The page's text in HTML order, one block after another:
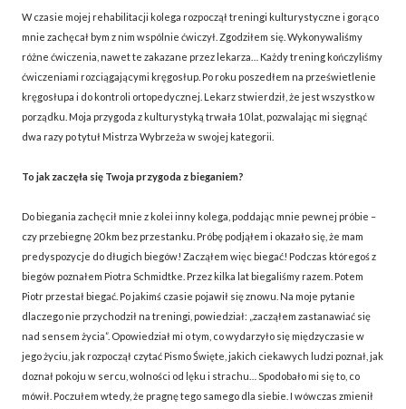
W czasie mojej rehabilitacji kolega rozpoczął treningi kulturystyczne i gorąco
mnie zachęcał bym z nim wspólnie ćwiczył. Zgodziłem się. Wykonywaliśmy
różne ćwiczenia, nawet te zakazane przez lekarza… Każdy trening kończyliśmy
ćwiczeniami rozciągającymi kręgosłup. Po roku poszedłem na prześwietlenie
kręgosłupa i do kontroli ortopedycznej. Lekarz stwierdził, że jest wszystko w
porządku. Moja przygoda z kulturystyką trwała 10 lat, pozwalając mi sięgnąć
dwa razy po tytuł Mistrza Wybrzeża w swojej kategorii.
To jak zaczęła się Twoja przygoda z bieganiem?
Do biegania zachęcił mnie z kolei inny kolega, poddając mnie pewnej próbie –
czy przebiegnę 20 km bez przestanku. Próbę podjąłem i okazało się, że mam
predyspozycje do długich biegów! Zacząłem więc biegać! Podczas któregoś z
biegów poznałem Piotra Schmidtke. Przez kilka lat biegaliśmy razem. Potem
Piotr przestał biegać. Po jakimś czasie pojawił się znowu. Na moje pytanie
dlaczego nie przychodził na treningi, powiedział: „zacząłem zastanawiać się
nad sensem życia”. Opowiedział mi o tym, co wydarzyło się międzyczasie w
jego życiu, jak rozpoczął czytać Pismo Święte, jakich ciekawych ludzi poznał, jak
doznał pokoju w sercu, wolności od lęku i strachu… Spodobało mi się to, co
mówił. Poczułem wtedy, że pragnę tego samego dla siebie. I wówczas zmienił